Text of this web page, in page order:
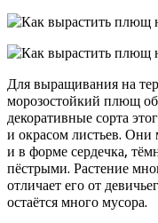
Для выращивания на
морозостойкий плющ
декоративные сорта
и окрасом листьев.
и в форме сердечка,
пёстрыми. Растение
отличает его от
остаётся много мусора.